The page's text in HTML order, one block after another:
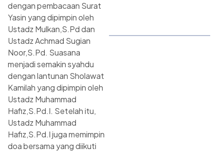
dengan pembacaan Surat
Yasin yang dipimpin oleh
Ustadz Mulkan,S.Pd dan
Ustadz Achmad Sugian
Noor,S.Pd. Suasana
menjadi semakin syahdu
dengan lantunan Sholawat
Kamilah yang dipimpin oleh
Ustadz Muhammad
Hafiz,S.Pd.I. Setelah itu,
Ustadz Muhammad
Hafiz,S.Pd.I juga memimpin
doa bersama yang diikuti